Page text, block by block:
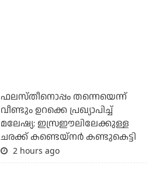
ഫലസ്തീനൊപ്പം തന്നെയെന്ന്
വീണ്ടും ഉറക്കെ പ്രഖ്യാപിച്ച്
മലേഷ്യ: ഇസ്രഈലിലേക്കുള്ള
ചരക്ക് കണ്ടെയ്‌നര്‍ കണ്ടുകെട്ടി
2 hours ago